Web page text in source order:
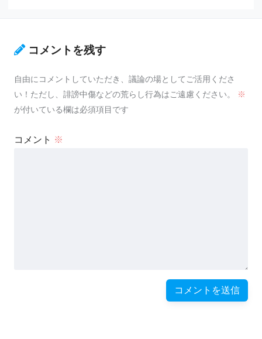
コメントを残す
自由にコメントしていただき、議論の場としてご活用くださ
い！ただし、誹謗中傷などの荒らし行為はご遠慮ください。
※
が付いている欄は必須項目です
コメント ※